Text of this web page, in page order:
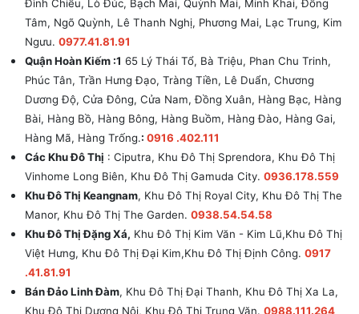
Đình Chiểu, Lò Đúc, Bạch Mai, Quỳnh Mai, Minh Khai, Đồng
Tâm, Ngõ Quỳnh, Lê Thanh Nghị, Phương Mai, Lạc Trung, Kim
Ngưu. 0977.41.81.91
Quận Hoàn Kiếm :1 65 Lý Thái Tổ, Bà Triệu, Phan Chu Trinh,
Phúc Tân, Trần Hưng Đạo, Tràng Tiền, Lê Duẩn, Chương
Dương Độ, Cửa Đông, Cửa Nam, Đồng Xuân, Hàng Bạc, Hàng
Bài, Hàng Bồ, Hàng Bông, Hàng Buồm, Hàng Đào, Hàng Gai,
Hàng Mã, Hàng Trống.: 0916 .402.111
Các Khu Đô Thị : Ciputra, Khu Đô Thị Sprendora, Khu Đô Thị
Vinhome Long Biên, Khu Đô Thị Gamuda City. 0936.178.559
Khu Đô Thị Keangnam, Khu Đô Thị Royal City, Khu Đô Thị The
Manor, Khu Đô Thị The Garden. 0938.54.54.58
Khu Đô Thị Đặng Xá, Khu Đô Thị Kim Văn - Kim Lũ,Khu Đô Thị
Việt Hưng, Khu Đô Thị Đại Kim,Khu Đô Thị Định Công. 0917
.41.81.91
Bán Đảo Linh Đàm, Khu Đô Thị Đại Thanh, Khu Đô Thị Xa La,
Khu Đô Thị Dương Nội, Khu Đô Thị Trung Văn. 0988.111.264